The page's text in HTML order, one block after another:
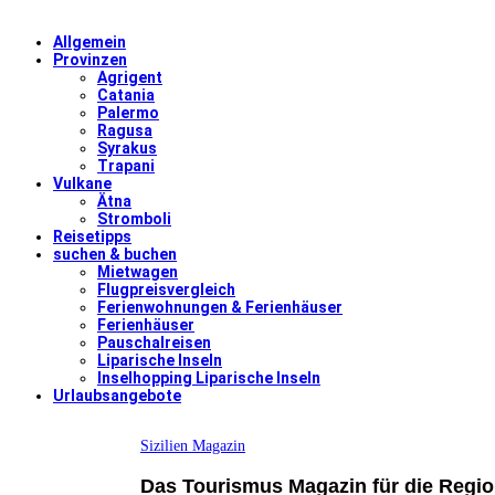
Allgemein
Provinzen
Agrigent
Catania
Palermo
Ragusa
Syrakus
Trapani
Vulkane
Ätna
Stromboli
Reisetipps
suchen & buchen
Mietwagen
Flugpreisvergleich
Ferienwohnungen & Ferienhäuser
Ferienhäuser
Pauschalreisen
Liparische Inseln
Inselhopping Liparische Inseln
Urlaubsangebote
Sizilien Magazin
Das Tourismus Magazin für die